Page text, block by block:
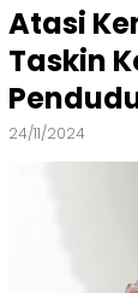
Atasi
Taskin
24/11/2024